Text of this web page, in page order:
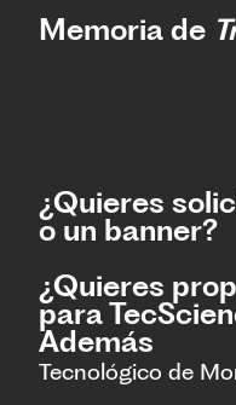
Memoria de
¿Quieres
o un banner?
¿Quieres
para
Además
Tecnológico de